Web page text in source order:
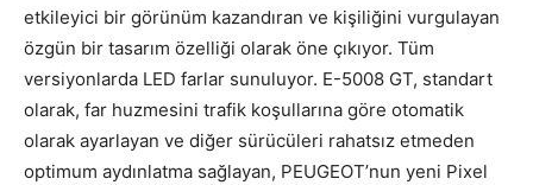
etkileyici bir görünüm kazandıran ve kişiliğini vurgulayan
özgün bir tasarım özelliği olarak öne çıkıyor. Tüm
versiyonlarda LED farlar sunuluyor. E-5008 GT, standart
olarak, far huzmesini trafik koşullarına göre otomatik
olarak ayarlayan ve diğer sürücüleri rahatsız etmeden
optimum aydınlatma sağlayan, PEUGEOT’nun yeni Pixel